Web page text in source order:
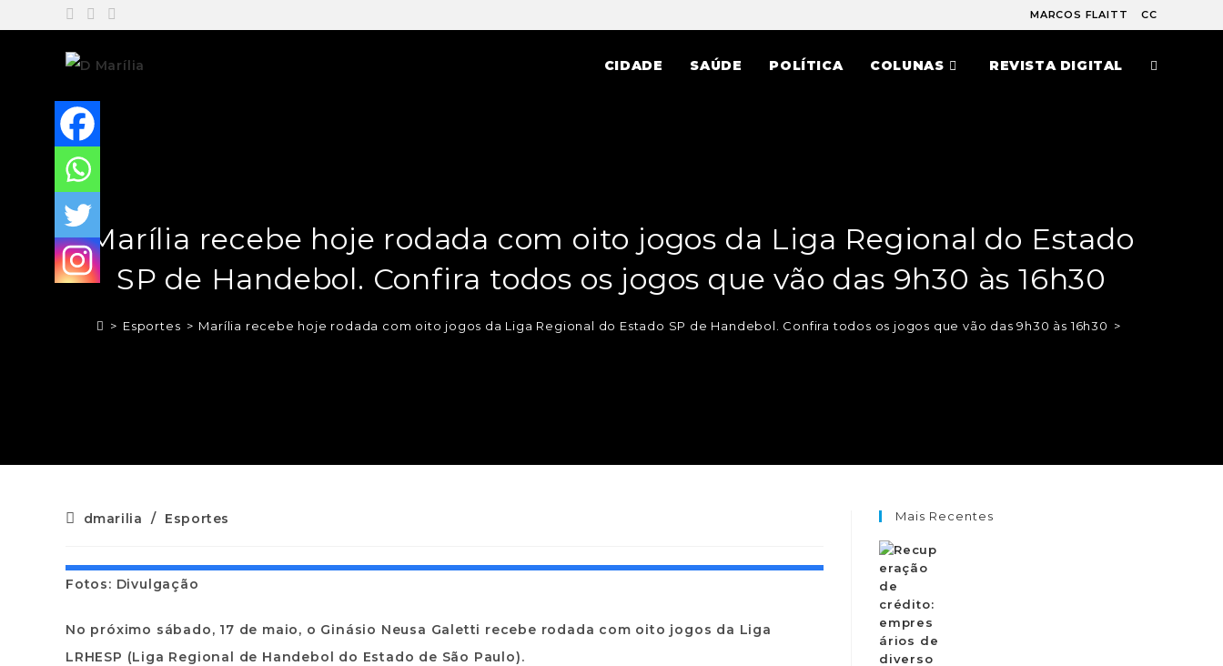
MARCOS FLAITT CC
CIDADE SAÚDE POLÍTICA COLUNAS REVISTA DIGITAL
Marília recebe hoje rodada com oito jogos da Liga Regional do Estado
SP de Handebol. Confira todos os jogos que vão das 9h30 às 16h30
> Esportes > Marília recebe hoje rodada com oito jogos da Liga Regional do Estado SP de Handebol. Confira todos os jogos que vão das 9h30 às 16h30 >
dmarilia / Esportes
Fotos: Divulgação
No próximo sábado, 17 de maio, o Ginásio Neusa Galetti recebe rodada com oito jogos da Liga
LRHESP (Liga Regional de Handebol do Estado de São Paulo).
Mais Recentes